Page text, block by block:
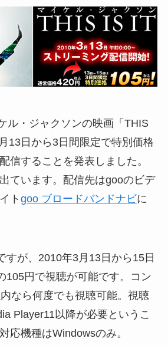
ル・ジャクソンの映画「THIS
13日から3日間限定で特別価格
信することを発表しました。
ています。配信先はgooのビデ
トgoo ブロードバンドナビに
すが、2010年3月13日から15日
105円で視聴が可能です。コン
なら何度でも視聴可能。視聴
Player11以降が必要というこ
応機種はWindowsのみ。